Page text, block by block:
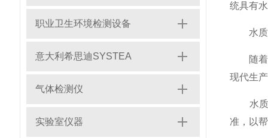
职业卫生环境检测设备
意大利希思迪SYSTEA
气体检测仪
实验室仪器
统具有
水质检
随着中
现代生
水质检
准，以